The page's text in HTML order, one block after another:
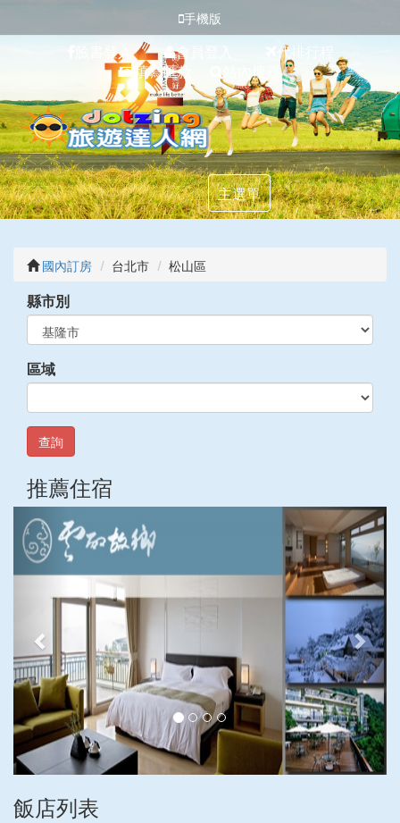
手機版
臉書登入 會員登入
代排行程
填寫匯款
主選單
國內訂房 台北市 松山區
縣市別
區域
查詢
推薦住宿
上
一
張
下
一
張
飯店列表